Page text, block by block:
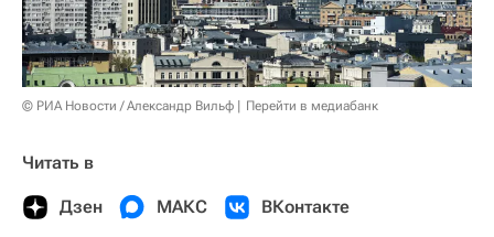
© РИА Новости / Александр Вильф Перейти в медиабанк
Читать в
Дзен МАКС ВКонтакте